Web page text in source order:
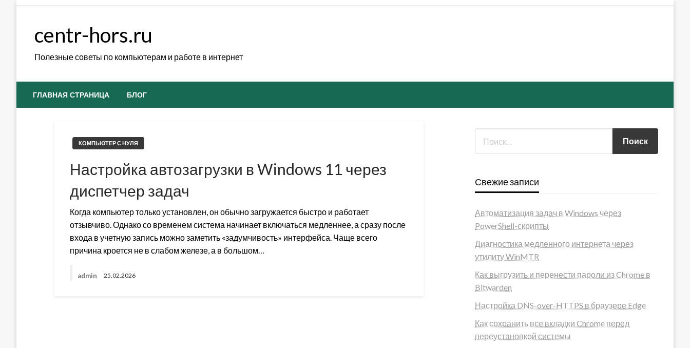
centr-hors.ru
Полезные советы по компьютерам и работе в интернет
ГЛАВНАЯ СТРАНИЦА БЛОГ
КОМПЬЮТЕР С НУЛЯ
Настройка автозагрузки в Windows 11 через
диспетчер задач
Когда компьютер только установлен, он обычно загружается быстро и работает
отзывчиво. Однако со временем система начинает включаться медленнее, а сразу после
входа в учетную запись можно заметить «задумчивость» интерфейса. Чаще всего
причина кроется не в слабом железе, а в большом…
admin 25.02.2026
Свежие записи
Автоматизация задач в Windows через
PowerShell-скрипты
Диагностика медленного интернета через
утилиту WinMTR
Как выгрузить и перенести пароли из Chrome в
Bitwarden
Настройка DNS-over-HTTPS в браузере Edge
Как сохранить все вкладки Chrome перед
переустановкой системы